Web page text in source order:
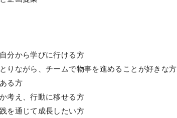
分から学びに行ける方
りながら、チームで物事を進めることが好きな方
る方
考え、行動に移せる方
を通じて成長したい方